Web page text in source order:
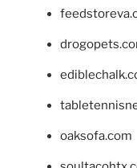
oaksofa.com